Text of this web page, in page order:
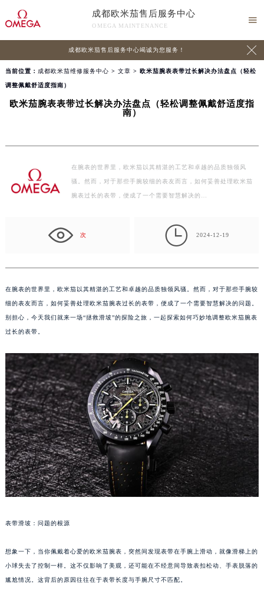
成都欧米茄售后服务中心
OMEGA MAINTENANCE

成都欧米茄售后服务中心竭诚为您服务！ 
当前位置： 成都欧米茄维修服务中心 > 文章 > 欧米茄腕表表带过长解决办法盘点（轻松
调整佩戴舒适度指南）
欧米茄腕表表带过长解决办法盘点（轻松调整佩戴舒适度指
南）
在腕表的世界里，欧米茄以其精湛的工艺和卓越的品质独领风
骚。然而，对于那些手腕较细的表友而言，如何妥善处理欧米茄
腕表过长的表带，便成了一个需要智慧解决的…
次  2024-12-19
在腕表的世界里，欧米茄以其精湛的工艺和卓越的品质独领风骚。然而，对于那些手腕较
细的表友而言，如何妥善处理欧米茄腕表过长的表带，便成了一个需要智慧解决的问题。
别担心，今天我们就来一场“拯救滑坡”的探险之旅，一起探索如何巧妙地调整欧米茄腕表
过长的表带。
表带滑坡：问题的根源
想象一下，当你佩戴着心爱的欧米茄腕表，突然间发现表带在手腕上滑动，就像滑梯上的
小球失去了控制一样。这不仅影响了美观，还可能在不经意间导致表扣松动、手表脱落的
尴尬情况。这背后的原因往往在于表带长度与手腕尺寸不匹配。